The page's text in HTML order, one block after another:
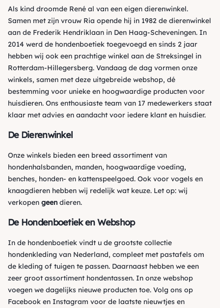
Als kind droomde René al van een eigen dierenwinkel.
Samen met zijn vrouw Ria opende hij in 1982 de dierenwinkel
aan de Frederik Hendriklaan in Den Haag-Scheveningen. In
2014 werd de hondenboetiek toegevoegd en sinds 2 jaar
hebben wij ook een prachtige winkel aan de Streksingel in
Rotterdam-Hillegersberg. Vandaag de dag vormen onze
winkels, samen met deze uitgebreide webshop, dé
bestemming voor unieke en hoogwaardige producten voor
huisdieren. Ons enthousiaste team van 17 medewerkers staat
klaar met advies en aandacht voor iedere klant en huisdier.
De Dierenwinkel
Onze winkels bieden een breed assortiment van
hondenhalsbanden, manden, hoogwaardige voeding,
benches, honden- en kattenspeelgoed. Ook voor vogels en
knaagdieren hebben wij redelijk wat keuze. Let op: wij
verkopen geen dieren.
De Hondenboetiek en Webshop
In de hondenboetiek vindt u de grootste collectie
hondenkleding van Nederland, compleet met pastafels om
de kleding of tuigen te passen. Daarnaast hebben we een
zeer groot assortiment hondentassen. In onze webshop
voegen we dagelijks nieuwe producten toe. Volg ons op
Facebook en Instagram voor de laatste nieuwtjes en